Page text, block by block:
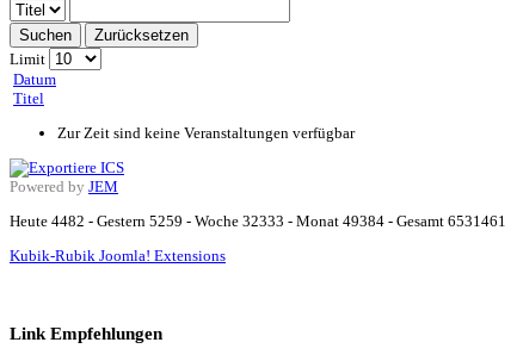
Suchen
Zurücksetzen
Limit
Datum
Titel
Zur Zeit sind keine Veranstaltungen verfügbar
Powered by JEM
Heute 4482 - Gestern 5259 - Woche 32333 - Monat 49384 - Gesamt 6531461
Kubik-Rubik Joomla! Extensions
Link Empfehlungen